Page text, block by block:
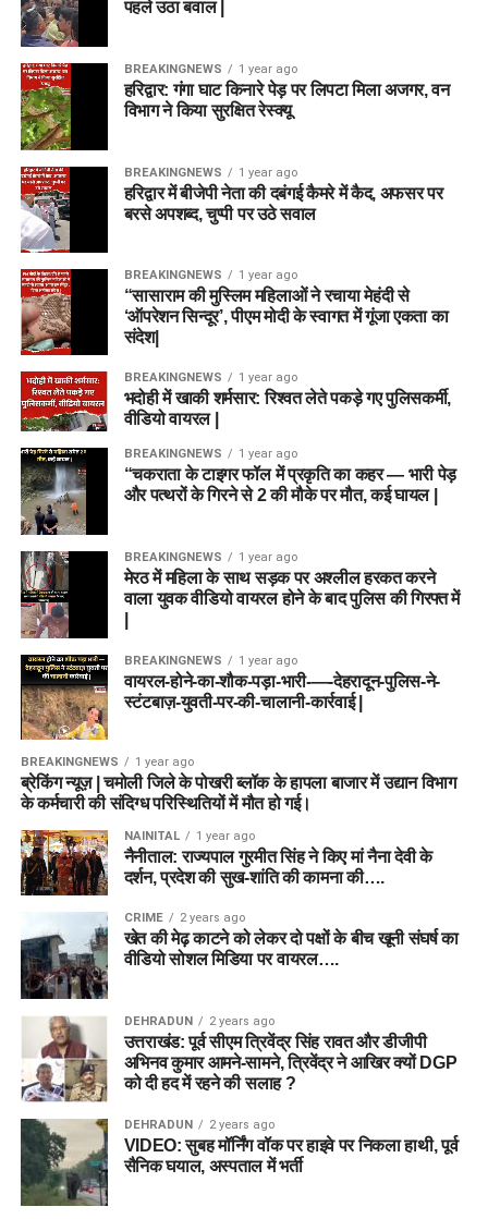
पहले उठा बवाल |
BREAKINGNEWS 1 year ago
हरिद्वार: गंगा घाट किनारे पेड़ पर लिपटा मिला अजगर, वन
विभाग ने किया सुरक्षित रेस्क्यू
BREAKINGNEWS 1 year ago
हरिद्वार में बीजेपी नेता की दबंगई कैमरे में कैद, अफसर पर
बरसे अपशब्द, चुप्पी पर उठे सवाल
BREAKINGNEWS 1 year ago
“सासाराम की मुस्लिम महिलाओं ने रचाया मेहंदी से
‘ऑपरेशन सिन्दूर’, पीएम मोदी के स्वागत में गूंजा एकता का
संदेश|
BREAKINGNEWS 1 year ago
भदोही में खाकी शर्मसार: रिश्वत लेते पकड़े गए पुलिसकर्मी,
वीडियो वायरल |
BREAKINGNEWS 1 year ago
“चकराता के टाइगर फॉल में प्रकृति का कहर — भारी पेड़
और पत्थरों के गिरने से 2 की मौके पर मौत, कई घायल |
BREAKINGNEWS 1 year ago
मेरठ में महिला के साथ सड़क पर अश्लील हरकत करने
वाला युवक वीडियो वायरल होने के बाद पुलिस की गिरफ्त में
BREAKINGNEWS 1 year ago
वायरल-होने-का-शौक-पड़ा-भारी-—-देहरादून-पुलिस-ने-
स्टंटबाज़-युवती-पर-की-चालानी-कार्रवाई |
BREAKINGNEWS 1 year ago
ब्रेकिंग न्यूज़ | चमोली जिले के पोखरी ब्लॉक के हापला बाजार में उद्यान विभाग
के कर्मचारी की संदिग्ध परिस्थितियों में मौत हो गई।
NAINITAL 1 year ago
नैनीताल: राज्यपाल गुरमीत सिंह ने किए मां नैना देवी के
दर्शन, प्रदेश की सुख-शांति की कामना की….
CRIME 2 years ago
खेत की मेढ़ काटने को लेकर दो पक्षों के बीच खूनी संघर्ष का
वीडियो सोशल मिडिया पर वायरल….
DEHRADUN 2 years ago
उत्तराखंड: पूर्व सीएम त्रिवेंद्र सिंह रावत और डीजीपी
अभिनव कुमार आमने-सामने, त्रिवेंद्र ने आखिर क्यों DGP
को दी हद में रहने की सलाह ?
DEHRADUN 2 years ago
VIDEO: सुबह मॉर्निंग वॉक पर हाइवे पर निकला हाथी, पूर्व
सैनिक घयाल, अस्पताल में भर्ती